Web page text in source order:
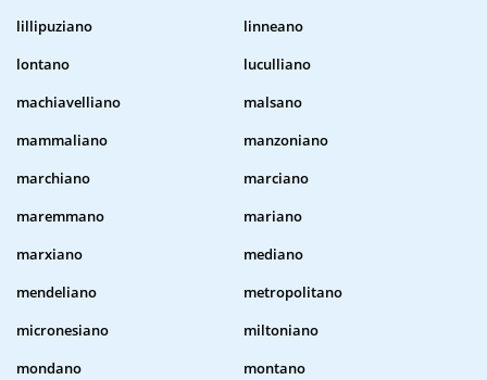
lillipuziano
linneano
lontano
luculliano
machiavelliano
malsano
mammaliano
manzoniano
marchiano
marciano
maremmano
mariano
marxiano
mediano
mendeliano
metropolitano
micronesiano
miltoniano
mondano
montano